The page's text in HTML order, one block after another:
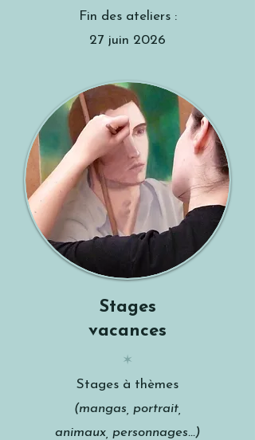
Fin des ateliers :
27 juin 2026
Stages
vacances
✶
Stages à thèmes
(mangas, portrait,
animaux, personnages...)